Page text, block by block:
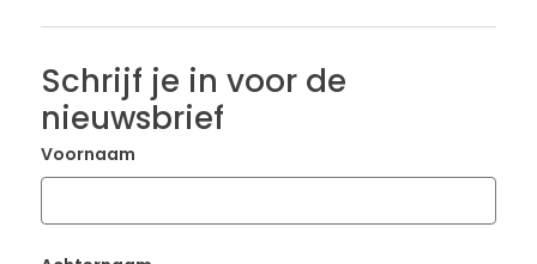
Schrijf je in voor de
nieuwsbrief
Voornaam